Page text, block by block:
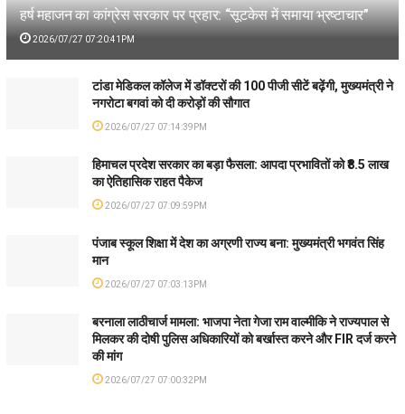
हर्ष महाजन का कांग्रेस सरकार पर प्रहार: “सूटकेस में समाया भ्रष्टाचार”
2026/07/27 07:20:41PM
टांडा मेडिकल कॉलेज में डॉक्टरों की 100 पीजी सीटें बढ़ेंगी, मुख्यमंत्री ने
नगरोटा बगवां को दी करोड़ों की सौगात
2026/07/27 07:14:39PM
हिमाचल प्रदेश सरकार का बड़ा फैसला: आपदा प्रभावितों को ₹8.5 लाख
का ऐतिहासिक राहत पैकेज
2026/07/27 07:09:59PM
पंजाब स्कूल शिक्षा में देश का अग्रणी राज्य बना: मुख्यमंत्री भगवंत सिंह
मान
2026/07/27 07:03:13PM
बरनाला लाठीचार्ज मामला: भाजपा नेता गेजा राम वाल्मीकि ने राज्यपाल से
मिलकर की दोषी पुलिस अधिकारियों को बर्खास्त करने और FIR दर्ज करने
की मांग
2026/07/27 07:00:32PM